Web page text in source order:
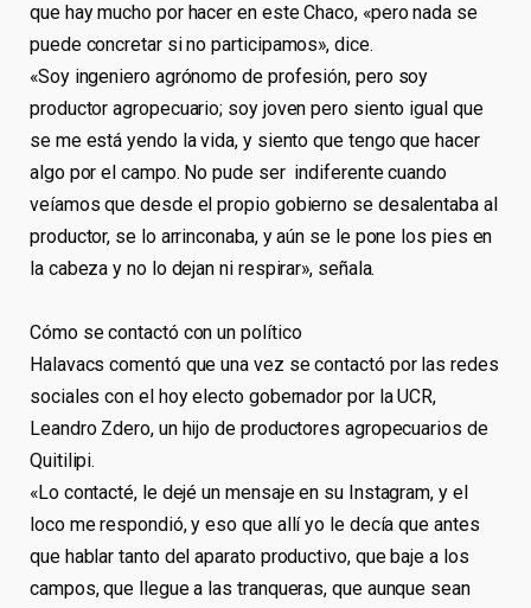
que hay mucho por hacer en este Chaco, «pero nada se
puede concretar si no participamos», dice.
«Soy ingeniero agrónomo de profesión, pero soy
productor agropecuario; soy joven pero siento igual que
se me está yendo la vida, y siento que tengo que hacer
algo por el campo. No pude ser indiferente cuando
veíamos que desde el propio gobierno se desalentaba al
productor, se lo arrinconaba, y aún se le pone los pies en
la cabeza y no lo dejan ni respirar», señala.
Cómo se contactó con un político
Halavacs comentó que una vez se contactó por las redes
sociales con el hoy electo gobernador por la UCR,
Leandro Zdero, un hijo de productores agropecuarios de
Quitilipi.
«Lo contacté, le dejé un mensaje en su Instagram, y el
loco me respondió, y eso que allí yo le decía que antes
que hablar tanto del aparato productivo, que baje a los
campos, que llegue a las tranqueras, que aunque sean